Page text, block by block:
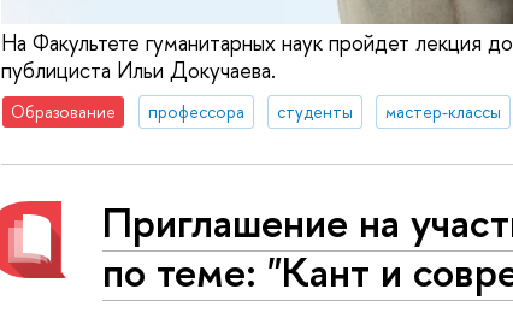
На Факультете гуманитарных наук пройдет лекция
публициста Ильи Докучаева.
Образование профессора студенты мастер-классы
Приглашение на
по теме: "Кант и